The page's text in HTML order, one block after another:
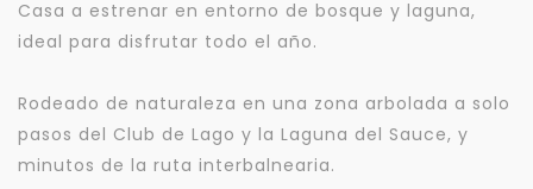
Casa a estrenar en entorno de bosque y laguna,
ideal para disfrutar todo el año.
Rodeado de naturaleza en una zona arbolada a solo
pasos del Club de Lago y la Laguna del Sauce, y
minutos de la ruta interbalnearia.